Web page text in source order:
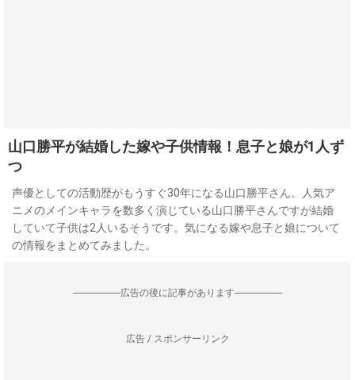
山口勝平が結婚した嫁や子供情報！息子と娘が1人ず
つ
声優としての活動歴がもうすぐ30年になる山口勝平さん。人気ア
ニメのメインキャラを数多く演じている山口勝平さんですが結婚
していて子供は2人いるそうです。気になる嫁や息子と娘について
の情報をまとめてみました。
--------------------広告の後に記事があります--------------------
広告 / スポンサーリンク